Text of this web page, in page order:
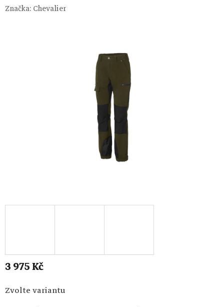
Značka: Chevalier
3 975 Kč
Měrná
cena:
Zvolte variantu